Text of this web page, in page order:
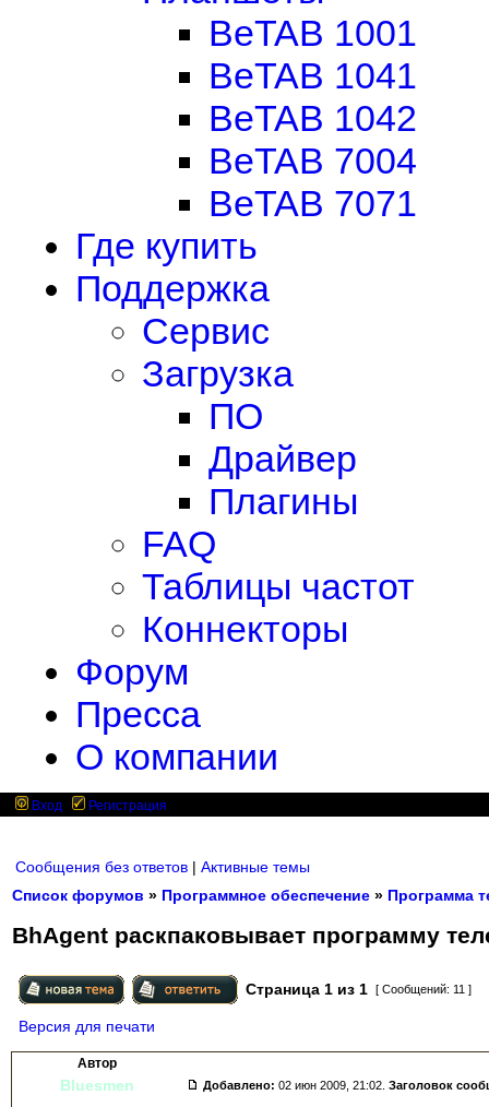
BeTAB 1001
BeTAB 1041
BeTAB 1042
BeTAB 7004
BeTAB 7071
Где купить
Поддержка
Сервис
Загрузка
ПО
Драйвер
Плагины
FAQ
Таблицы частот
Коннекторы
Форум
Пресса
О компании
Вход Регистрация
Сообщения без ответов | Активные темы
Список форумов » Программное обеспечение » Программа
BhAgent раскпаковывает программу
Страница 1 из 1 [ Сообщений: 11 ]
Версия для печати
Автор
Bluesmen Добавлено: 02 июн 2009, 21:02. Заголовок